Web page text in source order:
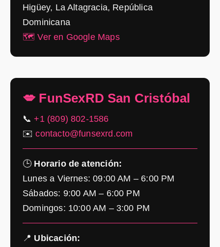
Higüey, La Altagracia, República
Dominicana
🗺️ Ver en Google Maps
💋 FunSexRD San Cristóbal
📞+1 (809) 802-1586
✉️contacto@funsexrd.com
🕒 Horario de atención:
Lunes a Viernes: 09:00 AM – 6:00 PM
Sábados: 9:00 AM – 6:00 PM
Domingos: 10:00 AM – 3:00 PM
📍 Ubicación: